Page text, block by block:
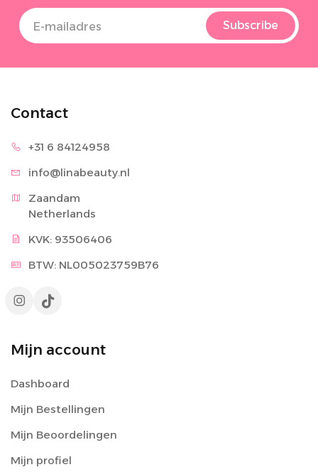
Subscribe
Contact
+31 6 84124958
info@linabeauty.nl
Zaandam
Netherlands
KVK: 93506406
BTW: NL005023759B76
Mijn account
Dashboard
Mijn Bestellingen
Mijn Beoordelingen
Mijn profiel